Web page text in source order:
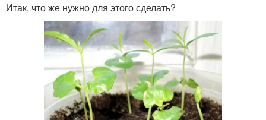
Итак, что же нужно для этого сделать?